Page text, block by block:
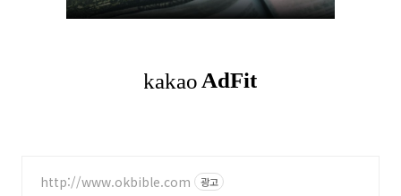
http://www.okbible.com 광고